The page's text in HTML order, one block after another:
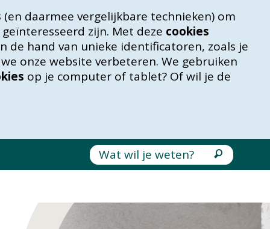
(en daarmee vergelijkbare technieken) om
zijn. Met deze cookies
de hand van unieke identificatoren, zoals je
onze website verbeteren. We gebruiken
op je computer of tablet? Of wil je de